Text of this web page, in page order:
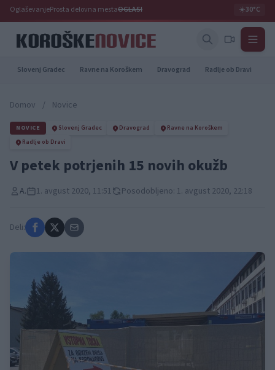
OglaševanjeProsta delovna mestaOGLASI ☀️30°C
Slovenj Gradec Ravne na Koroškem Dravograd Radlje ob Dravi
Domov / Novice
NOVICE Slovenj Gradec Dravograd
Ravne na Koroškem
Radlje ob Dravi
V petek potrjenih 15 novih okužb
A. 1. avgust 2020, 11:51 Posodobljeno: 1. avgust 2020, 22:18
Deli: